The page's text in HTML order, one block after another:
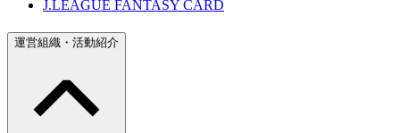
J.LEAGUE FANTASY CARD
運営組織・活動紹介